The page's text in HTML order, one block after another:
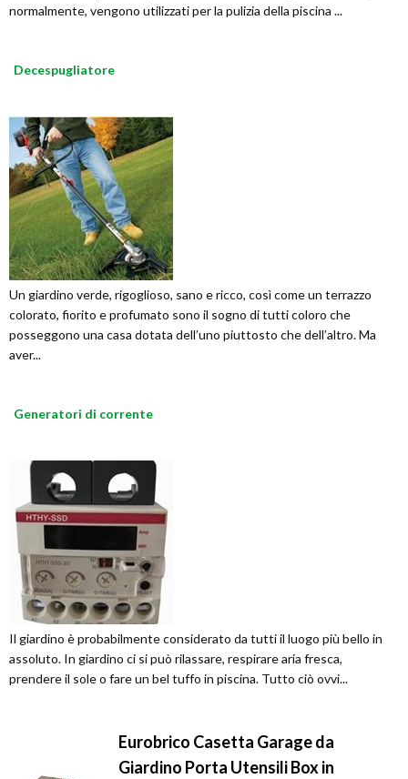
normalmente, vengono utilizzati per la pulizia della piscina ...
Decespugliatore
Un giardino verde, rigoglioso, sano e ricco, così come un terrazzo
colorato, fiorito e profumato sono il sogno di tutti coloro che
posseggono una casa dotata dell’uno piuttosto che dell’altro. Ma
aver...
Generatori di corrente
Il giardino è probabilmente considerato da tutti il luogo più bello in
assoluto. In giardino ci si può rilassare, respirare aria fresca,
prendere il sole o fare un bel tuffo in piscina. Tutto ciò ovvi...
Eurobrico Casetta Garage da
Giardino Porta Utensili Box in